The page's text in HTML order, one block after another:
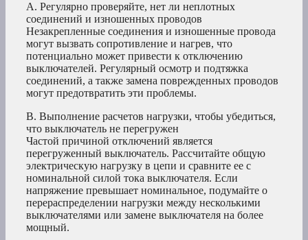
A. Регулярно проверяйте, нет ли неплотных
соединений и изношенных проводов
Незакрепленные соединения и изношенные провода
могут вызвать сопротивление и нагрев, что
потенциально может привести к отключению
выключателей. Регулярный осмотр и подтяжка
соединений, а также замена поврежденных проводов
могут предотвратить эти проблемы.
B. Выполнение расчетов нагрузки, чтобы убедиться,
что выключатель не перегружен
Частой причиной отключений является
перегруженный выключатель. Рассчитайте общую
электрическую нагрузку в цепи и сравните ее с
номинальной силой тока выключателя. Если
напряжение превышает номинальное, подумайте о
перераспределении нагрузки между несколькими
выключателями или замене выключателя на более
мощный.